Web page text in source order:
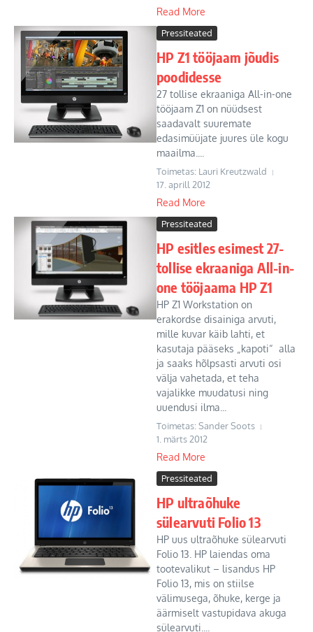
Read More
Pressiteated
HP Z1 tööjaam jõudis
poodidesse
27 tollise ekraaniga All-in-one
tööjaam Z1 on nüüdsest
saadavalt suuremate
edasimüüjate juures üle kogu
maailma....
Toimetas: Lauri Kreutzwald
17. aprill 2012
Read More
Pressiteated
HP esitles esimest 27-
tollise ekraaniga All-in-
one tööjaama HP Z1
HP Z1 Workstation on
erakordse disainiga arvuti,
mille kuvar käib lahti, et
kasutaja pääseks „kapoti“ alla
ja saaks hõlpsasti arvuti osi
välja vahetada, et teha
vajalikke muudatusi ning
uuendusi ilma...
Toimetas: Sander Soots
1. märts 2012
Read More
Pressiteated
HP ultraõhuke
sülearvuti Folio 13
HP uus ultraõhuke sülearvuti
Folio 13. HP laiendas oma
tootevalikut – lisandus HP
Folio 13, mis on stiilse
välimusega, õhuke, kerge ja
äärmiselt vastupidava akuga
sülearvuti....